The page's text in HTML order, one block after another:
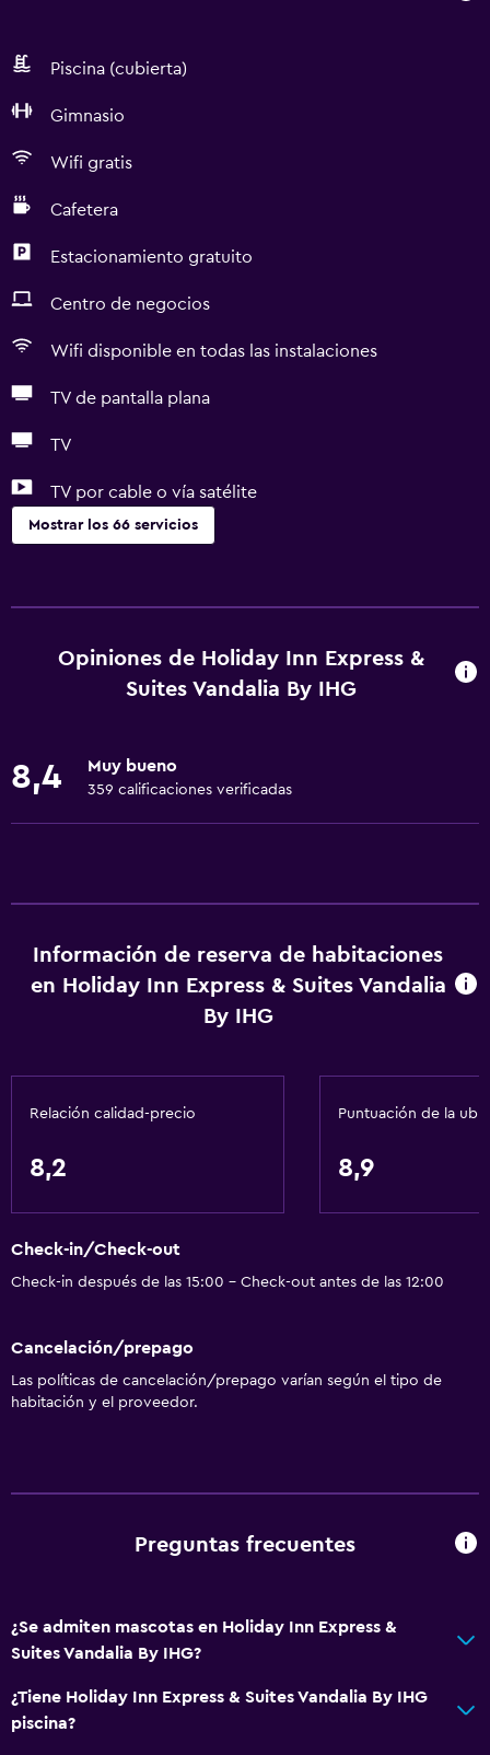
Piscina (cubierta)
Gimnasio
Wifi gratis
Cafetera
Estacionamiento gratuito
Centro de negocios
Wifi disponible en todas las instalaciones
TV de pantalla plana
TV
TV por cable o vía satélite
Mostrar los 66 servicios
Wifi gratis
Wifi disponible en todas las instalaciones
Artículos de aseo gratis
Champú
Aire acondicionado
Papeleras
Unidad accesible para personas en silla de ruedas
Mascotas permitidas bajo consulta (pueden aplicar cargos
Ducha adaptada para silla de ruedas
Inodoro con barras de apoyo
Servicio de despertador
Minimercado en las instalaciones
Opiniones de Holiday Inn Express &
Suites Vandalia By IHG
8,4 Muy bueno
359 calificaciones verificadas
Información de reserva de habitaciones
en Holiday Inn Express & Suites Vandalia
By IHG
Relación calidad-precio
8,2
Puntuación de la
8,9
Check-in/Check-out
Check-in después de las 15:00 - Check-out antes de las 12:00
Cancelación/prepago
Las políticas de cancelación/prepago varían según el tipo de
habitación y el proveedor.
Preguntas frecuentes
¿Se admiten mascotas en Holiday Inn Express &
Suites Vandalia By IHG?
¿Tiene Holiday Inn Express & Suites Vandalia By IHG
piscina?